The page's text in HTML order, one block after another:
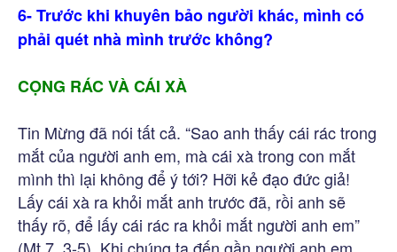
6- Trước khi khuyên bảo người khác, mình có
phải quét nhà mình trước không?
CỌNG RÁC VÀ CÁI XÀ
Tin Mừng đã nói tất cả. “Sao anh thấy cái rác trong
mắt của người anh em, mà cái xà trong con mắt
mình thì lại không để ý tới? Hỡi kẻ đạo đức giả!
Lấy cái xà ra khỏi mắt anh trước đã, rồi anh sẽ
thấy rõ, để lấy cái rác ra khỏi mắt người anh em”